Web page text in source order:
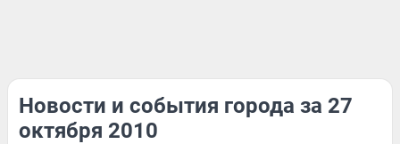
Новости и события города за 27
октября 2010